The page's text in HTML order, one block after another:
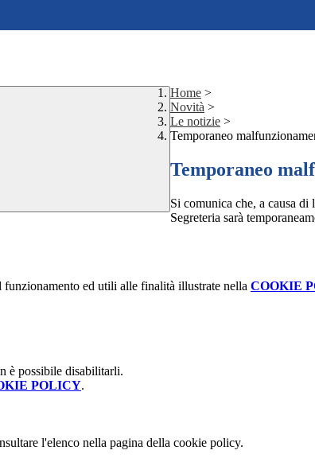
Home >
Novità >
Le notizie >
Temporaneo
Temporaneo
Si comunica che, a causa
Segreteria sarà
ed utili alle finalità illustrate nella COOKIE
è possibile disabilitarli.
POLICY.
l'elenco nella pagina della cookie policy.